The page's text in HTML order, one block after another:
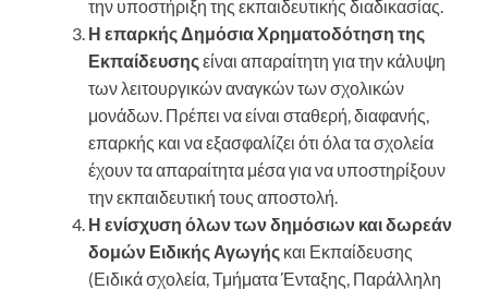
την υποστήριξη της εκπαιδευτικής διαδικασίας.
Η επαρκής Δημόσια Χρηματοδότηση της
Εκπαίδευσηςείναι απαραίτητη για την κάλυψη
των λειτουργικών αναγκών των σχολικών
μονάδων. Πρέπει να είναι σταθερή, διαφανής,
επαρκής και να εξασφαλίζει ότι όλα τα σχολεία
έχουν τα απαραίτητα μέσα για να υποστηρίξουν
την εκπαιδευτική τους αποστολή.
Η ενίσχυση όλων των δημόσιων και δωρεάν
δομών Ειδικής Αγωγής και Εκπαίδευσης
(Ειδικά σχολεία, Τμήματα Ένταξης, Παράλληλη